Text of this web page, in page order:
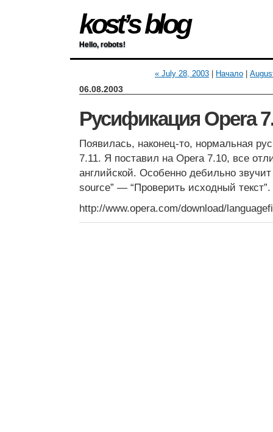
kost’s blog
Hello, robots!
« July 28, 2003 Начало
06.08.2003
Русификация Opera
Появилась, наконец-то, нормальная
7.11. Я поставил на Opera 7.10, все
английской. Особенно дебильно
source” — “Проверить исходный текст”.
http://www.opera.com/download/